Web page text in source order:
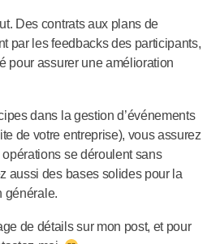
Des contrats aux plans de
par les feedbacks des participants,
pour assurer une amélioration
dans la gestion d’événements
de votre entreprise), vous assurez
se déroulent sans
aussi des bases solides pour la
générale.
de détails sur mon post, et pour